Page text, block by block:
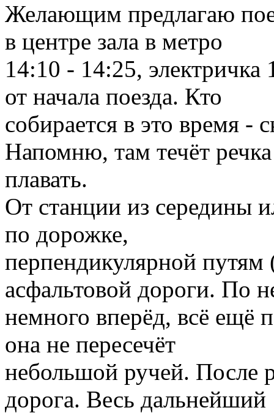
Желающим предлагаю
в центре зала в метро
14:10 - 14:25,
от начала поезда. Кто
собирается в это время -
Напомню, там течёт
плавать.
От станции из середины
по дорожке,
перпендикулярной путям
асфальтовой дороги. По
немного вперёд, всё ещё
она не пересечёт
небольшой ручей. После
дорога. Весь дальнейший